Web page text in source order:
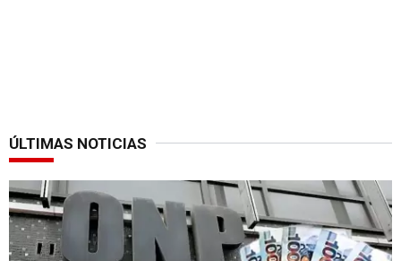
ÚLTIMAS NOTICIAS